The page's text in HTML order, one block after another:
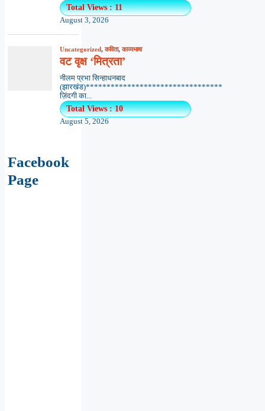
Total Views : 11
August 3, 2026
Uncategorized,कविता,काव्यभाषा
वट वृक्ष ‘मित्रता’
नीलम प्रभा सिन्हाधनबाद
(झारखंड)*********************************
ज़िंदगी का...
Total Views : 10
August 5, 2026
Facebook
Page